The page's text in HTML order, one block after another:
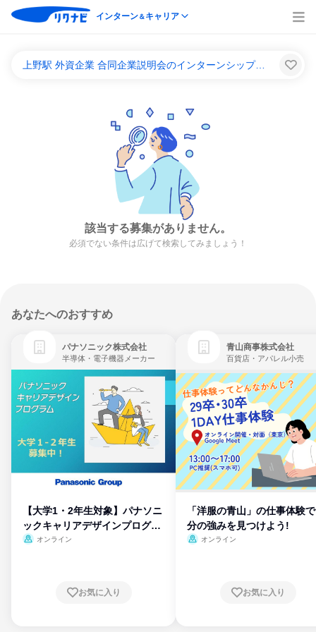
インターン＆キャリア
上野駅 外資企業 合同企業説明会のインターンシップ＆キャリア一覧
該当する募集がありません。
必須でない条件は広げて検索してみましょう！
あなたへのおすすめ
パナソニック株式会社
半導体・電子機器メーカー
【大学1・2年生対象】パナソニ
ックキャリアデザインプログラ
ム
オンライン
お気に入り
青山商事株式会社
百貨店・アパレル小売
「洋服の青山」の仕事体験
分の強みを見つけよう!
オンライン
お気に入り